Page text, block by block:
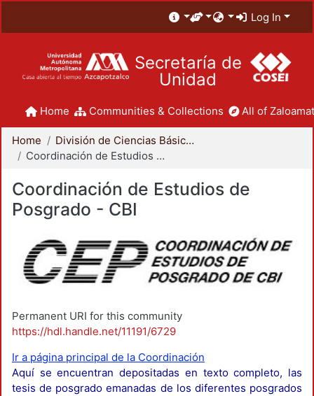
Log In
Secretaría de
Unidad
Home Communities & Collections All of
Home
División de Ciencias Básicas e Ingeniería
Coordinación de Estudios de Posgrado - CBI
Coordinación de Estudios de
Posgrado - CBI
Permanent URI for this community
https://hdl.handle.net/11191/6729
Ir a página principal de la Coordinación
Aquí se encuentran depositadas en texto completo, las
tesis de posgrado emanadas de los diferentes posgrados